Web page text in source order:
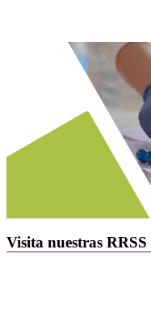
Visita nuestras RRSS